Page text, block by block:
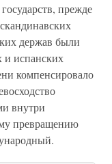
прежде
держав были
и испанских
компенсировало
внутри
превращению